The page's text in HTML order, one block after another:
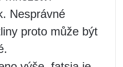
Nesprávné
proto může být